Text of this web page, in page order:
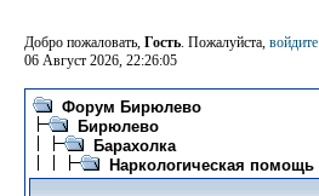
Добро пожаловать, Гость. Пожалуйста, войдите
06 Август 2026, 22:26:05
Форум Бирюлево
Бирюлево
Барахолка
Наркологическая помощь